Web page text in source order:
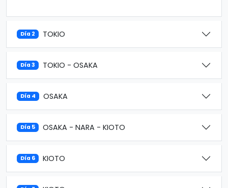
Día 2 TOKIO
Día 3 TOKIO - OSAKA
Día 4 OSAKA
Día 5 OSAKA - NARA - KIOTO
Día 6 KIOTO